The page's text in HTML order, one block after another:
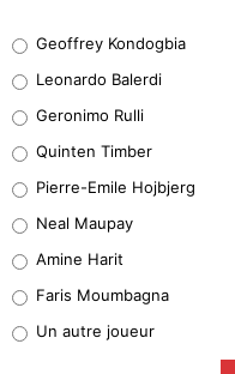
38%
32%
5%
1%
9%
Geoffrey Kondogbia
Leonardo Balerdi
Geronimo Rulli
Quinten Timber
Pierre-Emile Hojbjerg
Neal Maupay
Amine Harit
Faris Moumbagna
Un autre joueur